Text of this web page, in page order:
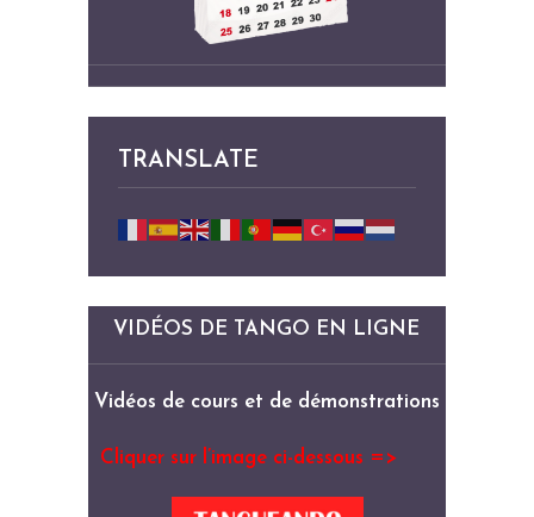
TRANSLATE
VIDÉOS DE TANGO EN LIGNE
Vidéos de cours et de démonstrations
Cliquer sur l’image ci-dessous =>